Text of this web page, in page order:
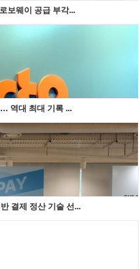
보웨이 공급 부각...
역대 최대 기록 ...
결제 정산 기술 선...